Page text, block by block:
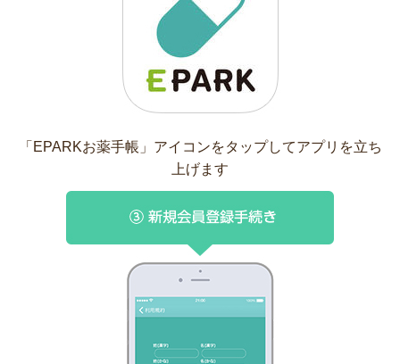
「EPARKお薬手帳」アイコンをタップしてアプリを立ち
上げます